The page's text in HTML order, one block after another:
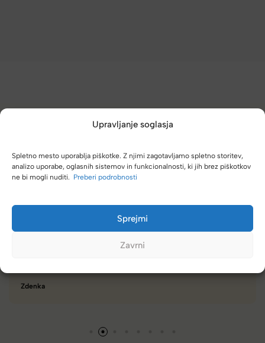
Upravljanje soglasja
Spletno mesto uporablja piškotke. Z njimi zagotavljamo spletno storitev,
analizo uporabe, oglasnih sistemov in funkcionalnosti, ki jih brez piškotkov
ne bi mogli nuditi. Preberi podrobnosti
Sprejmi
Zavrni
Kupci nas hvalijo zaradi hitre dostave, poštenih cen in velike
izbire.
Zelo dobra trgovina za torbe in